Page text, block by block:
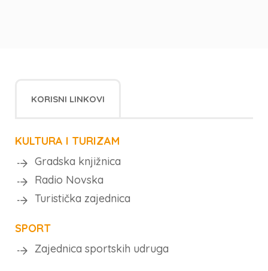
KORISNI LINKOVI
KULTURA I TURIZAM
Gradska knjižnica
Radio Novska
Turistička zajednica
SPORT
Zajednica sportskih udruga